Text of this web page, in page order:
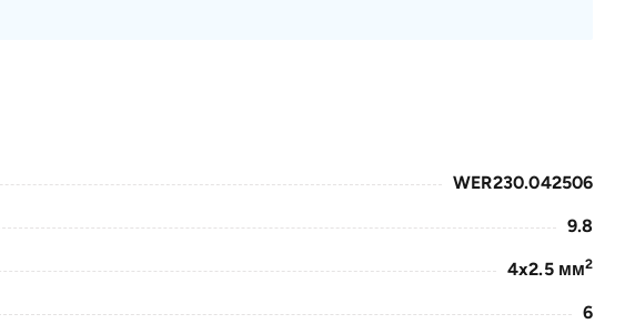
WER230.042506
9.8
4x2.5 мм2
6